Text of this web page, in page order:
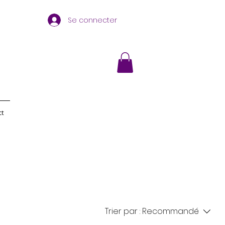
Se connecter
Trier par : Recommandé